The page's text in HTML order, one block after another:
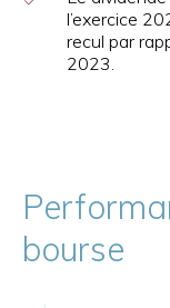
l’exercice
recul par
2023.
bourse